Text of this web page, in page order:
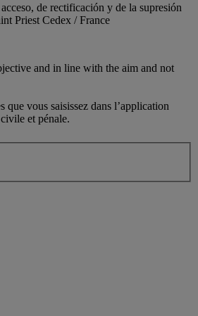
de rectificación y de la supresión
Priest Cedex / France
and in line with the aim and not
vous saisissez dans l’application
et pénale.
Trucks